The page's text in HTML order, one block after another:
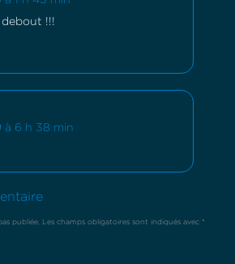
debout !!!
à 6 h 38 min
publiée. Les champs obligatoires sont indiqués avec *